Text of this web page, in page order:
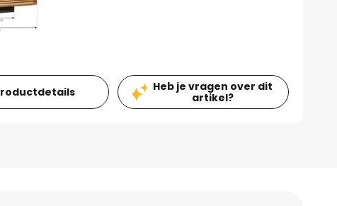
Heb je vragen over dit
artikel?